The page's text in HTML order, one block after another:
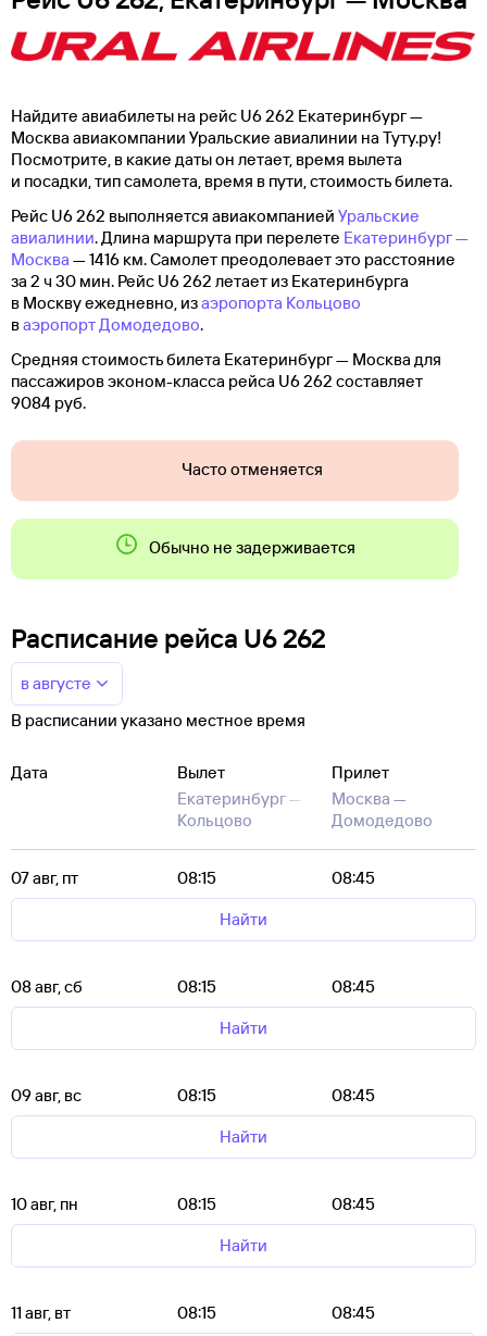
Найдите авиабилеты на рейс U6 262 Екатеринбург —
Москва авиакомпании Уральские авиалинии на Туту.ру!
Посмотрите, в какие даты он летает, время вылета
и посадки, тип самолета, время в пути, стоимость билета.
Рейс U6 262 выполняется авиакомпанией Уральские
авиалинии. Длина маршрута при перелете Екатеринбург —
Москва — 1416 км. Самолет преодолевает это расстояние
за 2 ч 30 мин. Рейс U6 262 летает из Екатеринбурга
в Москву ежедневно, изаэропорта Кольцово
ваэропорт Домодедово.
Средняя стоимость билета Екатеринбург — Москва для
пассажиров эконом-класса рейса U6 262 составляет
9084 руб.
Часто отменяется
Обычно не задерживается
Расписание рейса U6 262
в августе
В расписании указано местное время
Дата
Вылет
Екатеринбург —
Кольцово
Прилет
Москва —
Домодедово
07 авг, пт 08:15
08:45
Найти
08 авг, сб 08:15
08:45
Найти
09 авг, вс 08:15
08:45
Найти
10 авг, пн 08:15
08:45
Найти
11 авг, вт 08:15
08:45